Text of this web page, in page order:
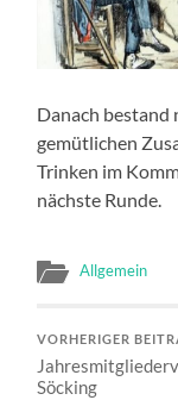
Danach bestand
gemütlichen
Trinken im
nächste Runde.
Allgemein
VORHERIGER
Söcking